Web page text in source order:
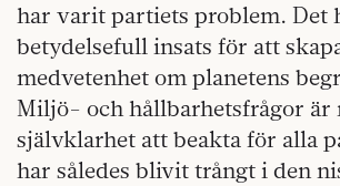
har varit partiets problem. Det
betydelsefull insats för att
medvetenhet om planetens
Miljö- och hållbarhetsfrågor är
självklarhet att beakta för alla
har således blivit trångt i den